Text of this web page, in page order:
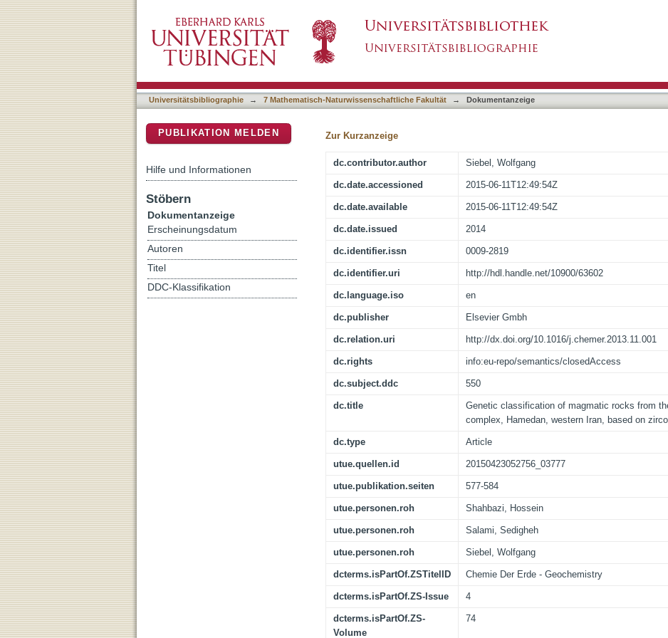
Genetic classification of magmatic rocks from the Alvand plutonic complex,
Iran, based on zircon crystal morphology
Universitätsbibliographie → 7 Mathematisch-Naturwissenschaftliche Fakultät → Dokumentanzeige
Zur Kurzanzeige
dc.contributor.author Siebel, Wolfgang
dc.date.accessioned 2015-06-11T12:49:54Z
dc.date.available 2015-06-11T12:49:54Z
dc.date.issued 2014
dc.identifier.issn 0009-2819
dc.identifier.uri http://hdl.handle.net/10900/63602
dc.language.iso en
dc.publisher Elsevier Gmbh
dc.relation.uri http://dx.doi.org/10.1016/j.chemer.2013.11.001
dc.rights info:eu-repo/semantics/closedAccess
dc.subject.ddc 550
dc.title
Genetic classification of magmatic rocks from
complex, Hamedan, western Iran, based on
dc.type Article
utue.quellen.id 20150423052756_03777
utue.publikation.seiten 577-584
utue.personen.roh Shahbazi, Hossein
utue.personen.roh Salami, Sedigheh
utue.personen.roh Siebel, Wolfgang
dcterms.isPartOf.ZSTitelID Chemie Der Erde - Geochemistry
dcterms.isPartOf.ZS-Issue 4
dcterms.isPartOf.ZS-
Volume
74
PUBLIKATION MELDEN
Hilfe und Informationen
Stöbern
Dokumentanzeige
Erscheinungsdatum
Autoren
Titel
DDC-Klassifikation